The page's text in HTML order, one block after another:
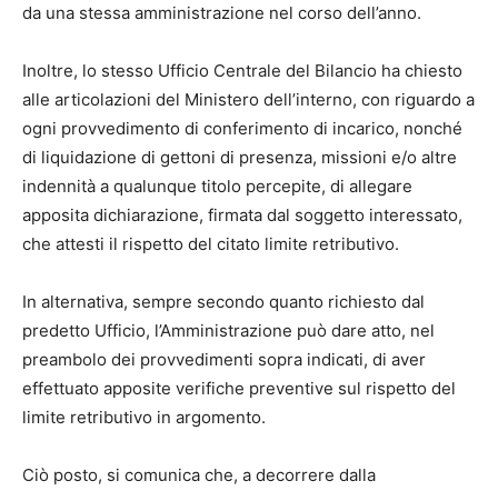
da una stessa amministrazione nel corso dell’anno.
Inoltre, lo stesso Ufficio Centrale del Bilancio ha chiesto
alle articolazioni del Ministero dell’interno, con riguardo a
ogni provvedimento di conferimento di incarico, nonché
di liquidazione di gettoni di presenza, missioni e/o altre
indennità a qualunque titolo percepite, di allegare
apposita dichiarazione, firmata dal soggetto interessato,
che attesti il rispetto del citato limite retributivo.
In alternativa, sempre secondo quanto richiesto dal
predetto Ufficio, l’Amministrazione può dare atto, nel
preambolo dei provvedimenti sopra indicati, di aver
effettuato apposite verifiche preventive sul rispetto del
limite retributivo in argomento.
Ciò posto, si comunica che, a decorrere dalla